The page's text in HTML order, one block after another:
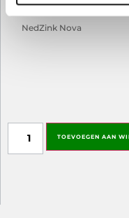
NedZink Nova
This field is used to attach the
TOEVOEGEN AAN